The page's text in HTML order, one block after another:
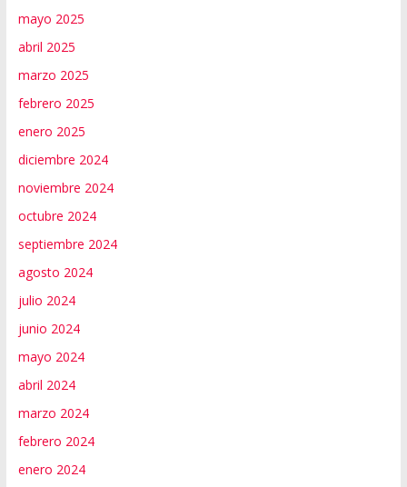
mayo 2025
abril 2025
marzo 2025
febrero 2025
enero 2025
diciembre 2024
noviembre 2024
octubre 2024
septiembre 2024
agosto 2024
julio 2024
junio 2024
mayo 2024
abril 2024
marzo 2024
febrero 2024
enero 2024